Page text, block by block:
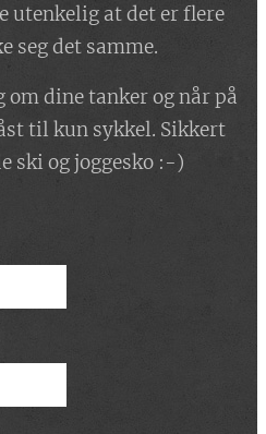
utenkelig at det er flere
seg det samme.
om dine tanker og når på
til kun sykkel. Sikkert
ski og joggesko :-)